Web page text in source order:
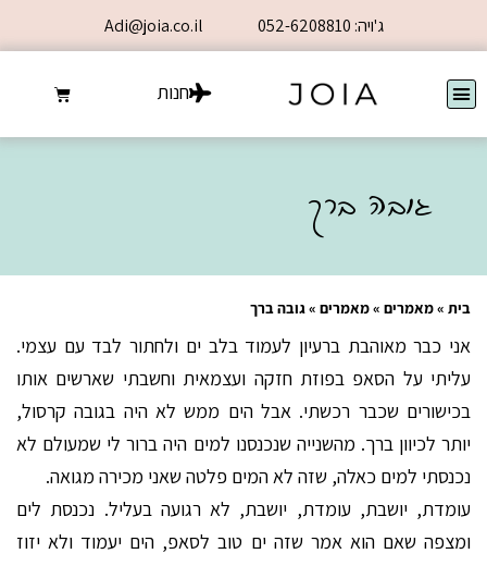
ג'ויה: 052-6208810 Adi@joia.co.il
חנות
גובה ברך
בית»מאמרים»מאמרים»גובה ברך
אני כבר מאוהבת ברעיון לעמוד בלב ים ולחתור לבד עם עצמי.
עליתי על הסאפ בפוזת חזקה ועצמאית וחשבתי שארשים אותו
בכישורים שכבר רכשתי. אבל הים ממש לא היה בגובה קרסול,
יותר לכיוון ברך. מהשנייה שנכנסנו למים היה ברור לי שמעולם לא
נכנסתי למים כאלה, שזה לא המים פלטה שאני מכירה מגואה.
עומדת, יושבת, עומדת, יושבת, לא רגועה בעליל. נכנסת לים
ומצפה שאם הוא אמר שזה ים טוב לסאפ, הים יעמוד ולא יזוז